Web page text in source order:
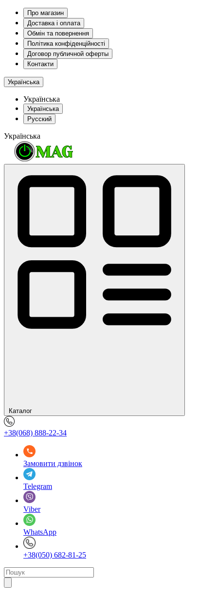
Про магазин
Доставка і оплата
Обмін та повернення
Політика конфіденційності
Договор публичной оферты
Контакти
Українська
Українська
Українська
Русский
Українська
Каталог
+38(068) 888-22-34
Замовити дзвінок
Telegram
Viber
WhatsApp
+38(050) 682-81-25